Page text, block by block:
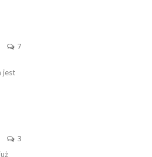
7
jest
3